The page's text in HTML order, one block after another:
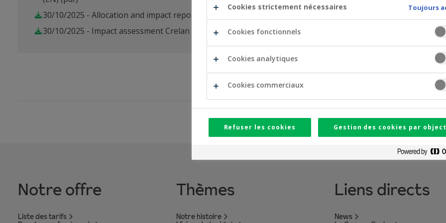
30/10/2025 - Allocation and impact report 2025 (EN)
30/10/2025 - Impact assessment Crelan 2025 (EN)
(pdf)
09/03/2023 - Second-
(pdf)
Notre offre
Liste des tarifs
Thèmes
Notre histoire
Liens directs
News
Cookies strictement nécessaires Toujours
Cookies fonctionnels
Cookies analytiques
Cookies commerciaux
Refuser les cookies Gestion des cookies par